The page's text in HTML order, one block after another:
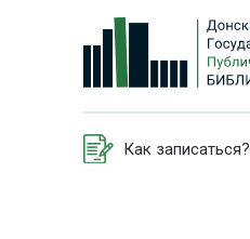
Как записаться?